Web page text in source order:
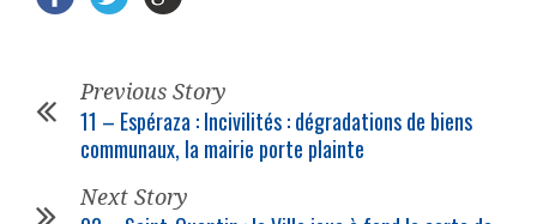
Previous Story
11 – Espéraza : Incivilités : dégradations de biens
communaux, la mairie porte plainte
Next Story